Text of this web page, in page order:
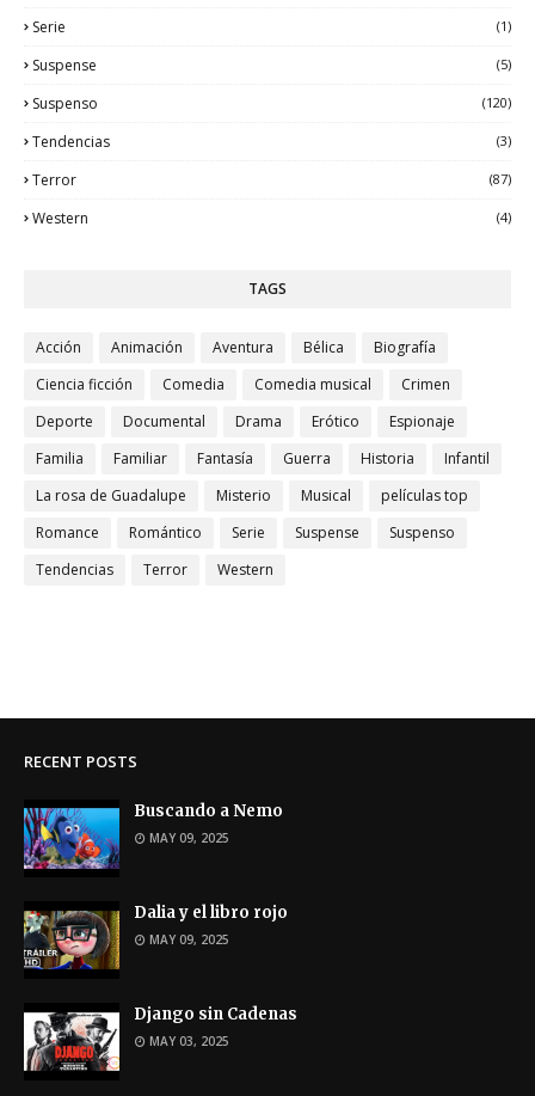
Serie (1)
Suspense (5)
Suspenso (120)
Tendencias (3)
Terror (87)
Western (4)
TAGS
Acción Animación Aventura Bélica
Biografía
Ciencia ficción
Comedia Comedia musical
Crimen
Deporte
Documental Drama Erótico
Espionaje
Familia
Familiar Fantasía Guerra Historia
Infantil
La rosa de Guadalupe
Misterio Musical
películas top
Romance
Romántico Serie Suspense
Suspenso
Tendencias
Terror Western
RECENT POSTS
Buscando a Nemo
MAY 09, 2025
Dalia y el libro rojo
MAY 09, 2025
Django sin Cadenas
MAY 03, 2025